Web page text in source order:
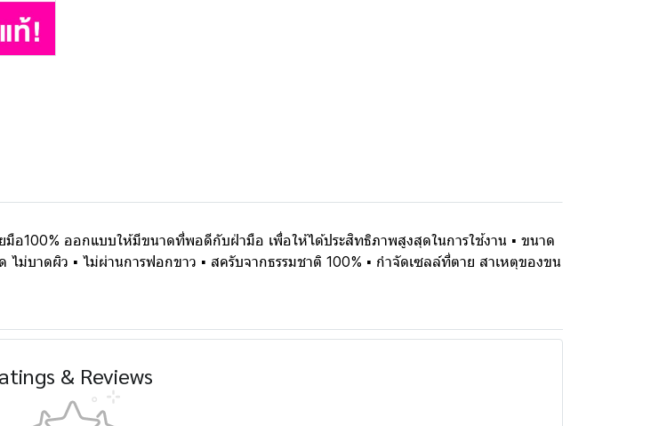
อ100% ออกแบบให้มีขนาดที่พอดีกับฝ่ามือ เพื่อให้ได้ประสิทธิภาพสูงสุดในการใช้งาน ▪ ขนาด
ม่บาดผิว ▪ ไม่ผ่านการฟอกขาว ▪ สครับจากธรรมชาติ 100% ▪ กำจัดเซลล์ที่ตาย สาเหตุของขน
& Reviews